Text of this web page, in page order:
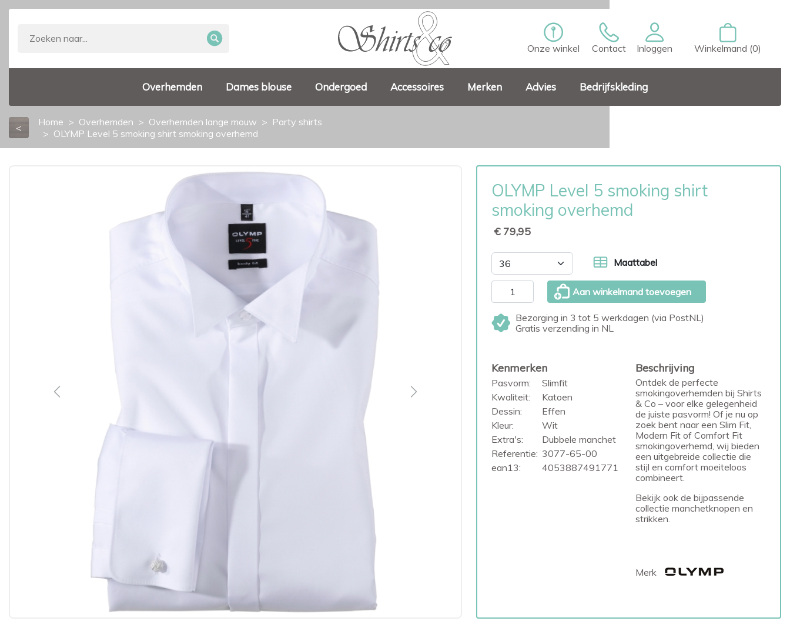
Onze winkel Contact Inloggen Winkelmand (0)
Overhemden Dames blouse Ondergoed Accessoires Merken Advies Bedrijfskleding
< Home Overhemden Overhemden lange mouw
Party shirts
OLYMP Level 5 smoking shirt smoking overhemd
Previous Next
OLYMP Level 5 smoking shirt
smoking overhemd
€ 79,95
Maattabel
Aan winkelmand toevoegen
Bezorging in 3 tot 5 werkdagen (via PostNL)
Gratis verzending in NL
Kenmerken
Pasvorm:
Slimfit
Kwaliteit:
Katoen
Dessin:
Effen
Kleur:
Wit
Extra's:
Dubbele manchet
Referentie: 3077-65-00
ean13:
4053887491771
Beschrijving
Ontdek de perfecte
smokingoverhemden bij Shirts
& Co – voor elke gelegenheid
de juiste pasvorm! Of je nu op
zoek bent naar een Slim Fit,
Modern Fit of Comfort Fit
smokingoverhemd, wij bieden
een uitgebreide collectie die
stijl en comfort moeiteloos
combineert.
Bekijk ook de bijpassende
collectiemanchetknopen en
strikken.
Merk